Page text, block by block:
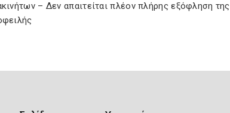
– Δεν απαιτείται πλέον πλήρης εξόφληση της